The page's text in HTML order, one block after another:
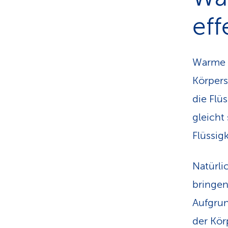
die
gleicht
der